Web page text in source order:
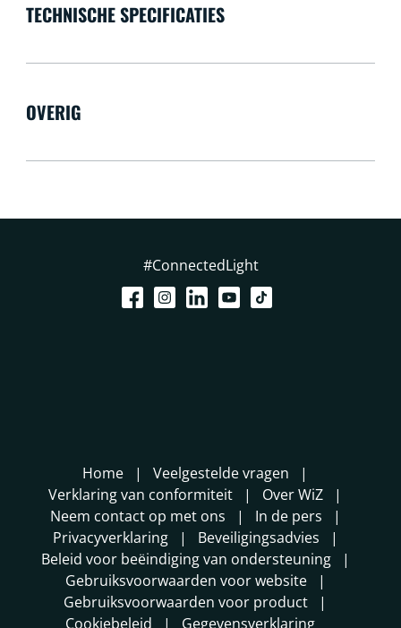
TECHNISCHE SPECIFICATIES
OVERIG
#ConnectedLight
Home
Veelgestelde vragen
Verklaring van conformiteit
Over WiZ
Neem contact op met ons
In de pers
Privacyverklaring
Beveiligingsadvies
Beleid voor beëindiging van ondersteuning
Gebruiksvoorwaarden voor website
Gebruiksvoorwaarden voor product
Cookiebeleid
Gegevensverklaring